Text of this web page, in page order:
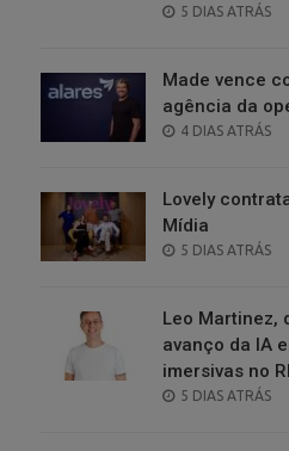
POSTED
5 DIAS ATRÁS
Made vence
agência da
POSTED
4 DIAS ATRÁS
Lovely
Mídia
POSTED
5 DIAS ATRÁS
Leo Martinez,
avanço da IA
imersivas no
POSTED
5 DIAS ATRÁS